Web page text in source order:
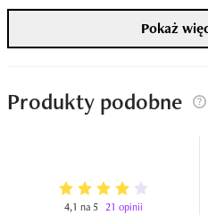
Pokaż
Produkty podobne
4,1 na 5 21 opinii